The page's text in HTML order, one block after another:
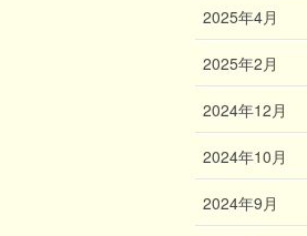
2025年4月
2025年2月
2024年12月
2024年10月
2024年9月